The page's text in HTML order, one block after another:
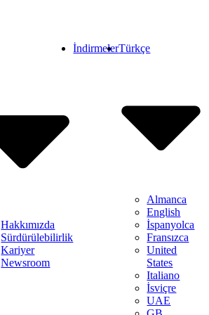
Hakkımızda
Sürdürülebilirlik
Kariyer
Newsroom
İndirmelerTürkçe
Almanca
English
İspanyolca
Fransızca
United
States
Italiano
İsviçre
UAE